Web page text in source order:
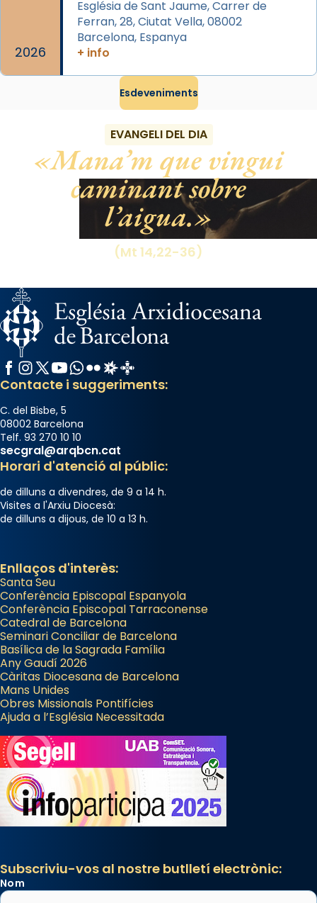
gran a Mataró.
«Si vols saber què és calor, ves per les
Santes a Mataró»🥵.
Photo
Share
2026
Església de Sant Jaume, Carrer de
Ferran, 28, Ciutat Vella, 08002
Barcelona, Espanya
+ info
Esdeveniments
EVANGELI DEL DIA
Mana’m que vingui
caminant sobre
l’aigua.
(Mt 14,22-36)
Facebook
Instagram
X / Twitter
YouTube
WhatsApp
FlickrRadio Estel
Catalunya Cristiana
Contacte i suggeriments:
C. del Bisbe, 5
08002 Barcelona
Telf. 93 270 10 10
secgral@arqbcn.cat
Horari d'atenció al públic:
de dilluns a divendres, de 9 a 14 h.
Visites a l'Arxiu Diocesà:
de dilluns a dijous, de 10 a 13 h.
Enllaços d'interès:
Santa Seu
Conferència Episcopal Espanyola
Conferència Episcopal Tarraconense
Catedral de Barcelona
Seminari Conciliar de Barcelona
Basílica de la Sagrada Família
Any Gaudí 2026
Càritas Diocesana de Barcelona
Mans Unides
Obres Missionals Pontifícies
Ajuda a l’Església Necessitada
Subscriviu-vos al nostre butlletí electrònic:
Nom